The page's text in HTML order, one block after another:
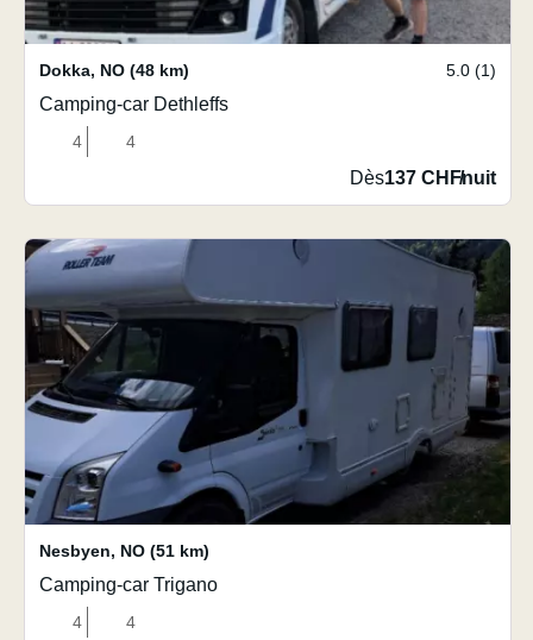
Dokka, NO (48 km) 5.0 (1)
Camping-car Dethleffs
4 4
Dès137 CHF/nuit
Nesbyen, NO (51 km)
Camping-car Trigano
4 4